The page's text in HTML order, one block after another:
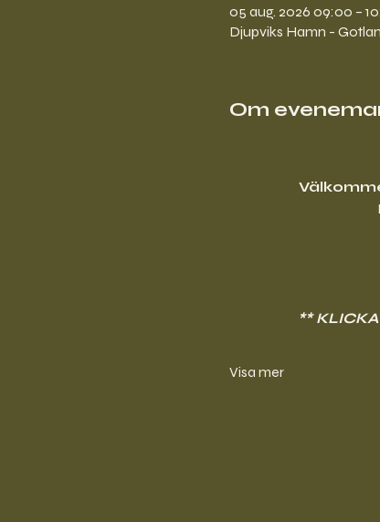
05 aug. 2026 09:00 –
Djupviks Hamn -
Om
**
Visa mer